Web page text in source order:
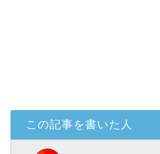
この記事を書いた人